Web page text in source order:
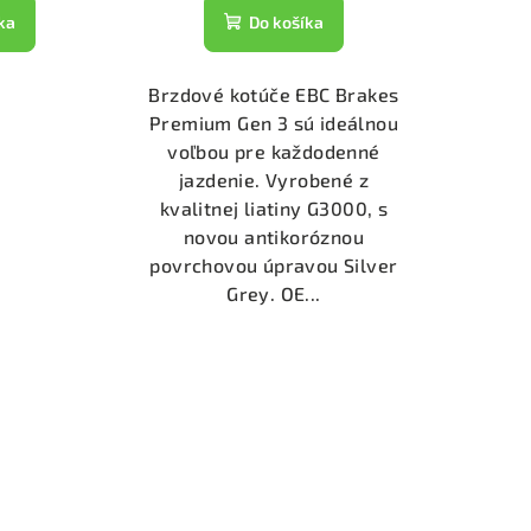
Do košíka
Brzdové kotúče EBC Brakes
Premium Gen 3 sú ideálnou
voľbou pre každodenné
jazdenie. Vyrobené z
kvalitnej liatiny G3000, s
novou antikoróznou
povrchovou úpravou Silver
Grey. OE...